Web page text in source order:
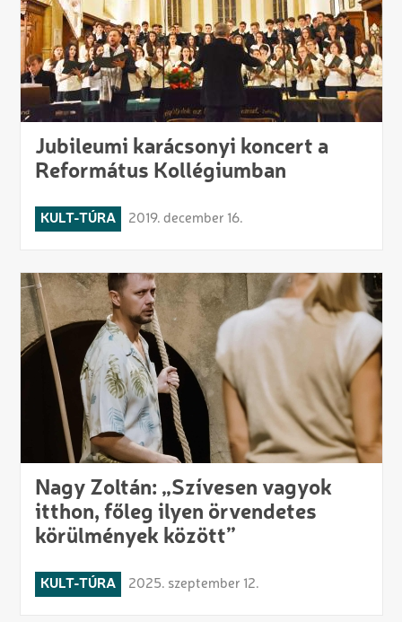
Jubileumi karácsonyi koncert a
Református Kollégiumban
KULT-TÚRA 2019. december 16.
Nagy Zoltán: „Szívesen vagyok
itthon, főleg ilyen örvendetes
körülmények között”
KULT-TÚRA 2025. szeptember 12.